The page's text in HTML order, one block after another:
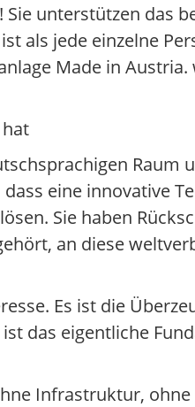
unterstützen das
als jede einzelne
Made in
Raum
eine innovative
Sie haben
an diese
Es ist die
das eigentliche
Infrastruktur,